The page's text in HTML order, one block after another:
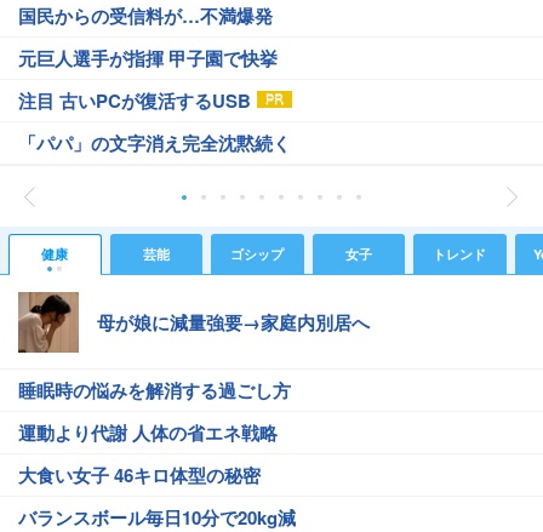
国民からの受信料が…不満爆発
元巨人選手が指揮 甲子園で快挙
注目 古いPCが復活するUSB
「パパ」の文字消え完全沈黙続く
健康 芸能 ゴシップ 女子 トレンド
母が娘に減量強要→家庭内別居へ
睡眠時の悩みを解消する過ごし方
運動より代謝 人体の省エネ戦略
大食い女子 46キロ体型の秘密
バランスボール毎日10分で20kg減